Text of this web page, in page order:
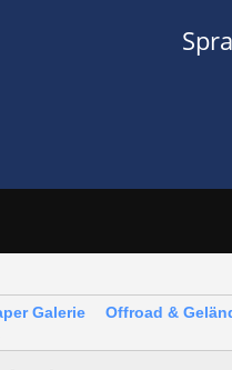
Galerie
Offroad &